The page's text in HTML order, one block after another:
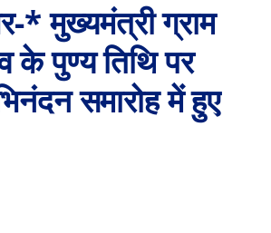
* मुख्यमंत्री ग्राम
के पुण्य तिथि पर
समारोह में हुए